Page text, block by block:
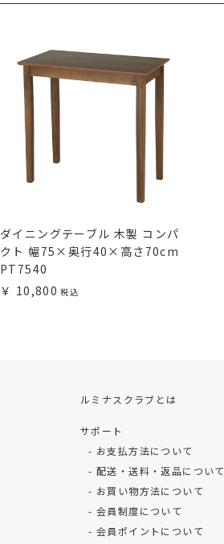
ダイニングテーブル 木製 コンパ
クト 幅75×奥行40×高さ70cm
PT7540
10,800
ルミナスクラブとは
サポート
お支払方法について
配送・送料・返品について
お買い物方法について
会員制度について
会員ポイントについて